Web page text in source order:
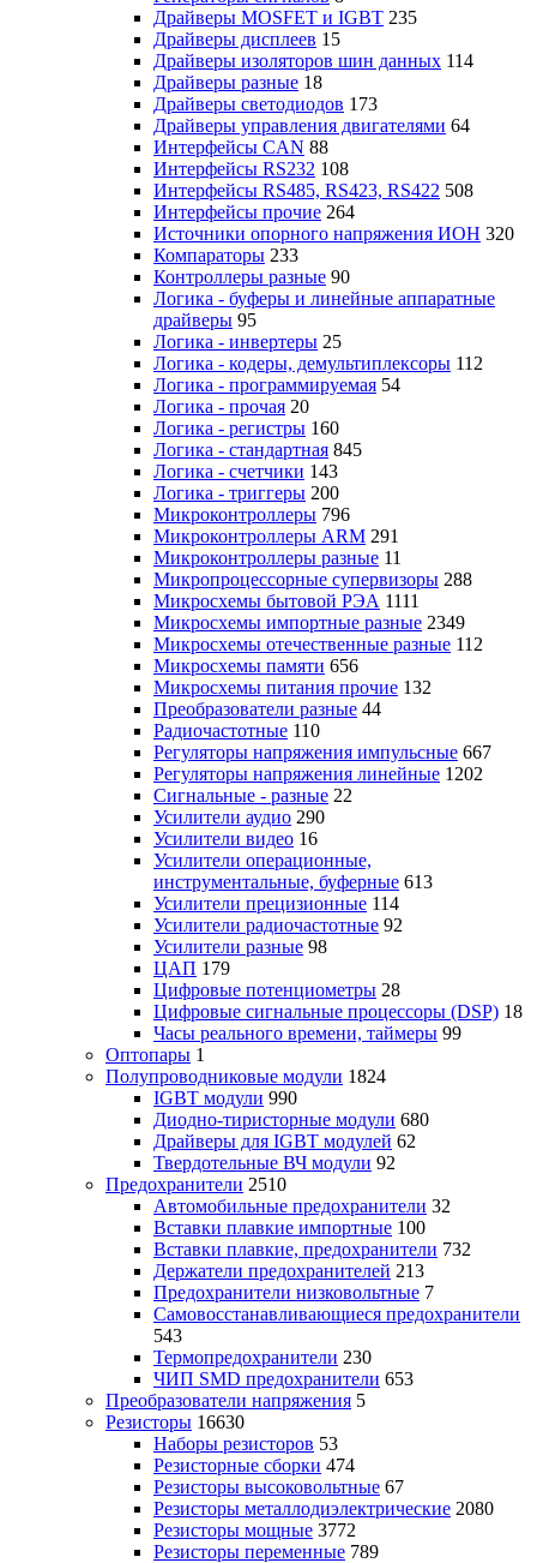
Драйверы MOSFET и IGBT 235
Драйверы дисплеев 15
Драйверы изоляторов шин данных 114
Драйверы разные 18
Драйверы светодиодов 173
Драйверы управления двигателями 64
Интерфейсы CAN 88
Интерфейсы RS232 108
Интерфейсы RS485, RS423, RS422 508
Интерфейсы прочие 264
Источники опорного напряжения ИОН 320
Компараторы 233
Контроллеры разные 90
Логика - буферы и линейные аппаратные
драйверы 95
Логика - инвертеры 25
Логика - кодеры, демультиплексоры 112
Логика - программируемая 54
Логика - прочая 20
Логика - регистры 160
Логика - стандартная 845
Логика - счетчики 143
Логика - триггеры 200
Микроконтроллеры 796
Микроконтроллеры ARM 291
Микроконтроллеры разные 11
Микропроцессорные супервизоры 288
Микросхемы бытовой РЭА 1111
Микросхемы импортные разные 2349
Микросхемы отечественные разные 112
Микросхемы памяти 656
Микросхемы питания прочие 132
Преобразователи разные 44
Радиочастотные 110
Регуляторы напряжения импульсные 667
Регуляторы напряжения линейные 1202
Сигнальные - разные 22
Усилители аудио 290
Усилители видео 16
Усилители операционные,
инструментальные, буферные 613
Усилители прецизионные 114
Усилители радиочастотные 92
Усилители разные 98
ЦАП 179
Цифровые потенциометры 28
Цифровые сигнальные процессоры (DSP) 18
Часы реального времени, таймеры 99
Оптопары 1
Полупроводниковые модули 1824
IGBT модули 990
Диодно-тиристорные модули 680
Драйверы для IGBT модулей 62
Твердотельные ВЧ модули 92
Предохранители 2510
Автомобильные предохранители 32
Вставки плавкие импортные 100
Вставки плавкие, предохранители 732
Держатели предохранителей 213
Предохранители низковольтные 7
Самовосстанавливающиеся предохранители
543
Термопредохранители 230
ЧИП SMD предохранители 653
Преобразователи напряжения 5
Резисторы 16630
Наборы резисторов 53
Резисторные сборки 474
Резисторы высоковольтные 67
Резисторы металлодиэлектрические 2080
Резисторы мощные 3772
Резисторы переменные 789